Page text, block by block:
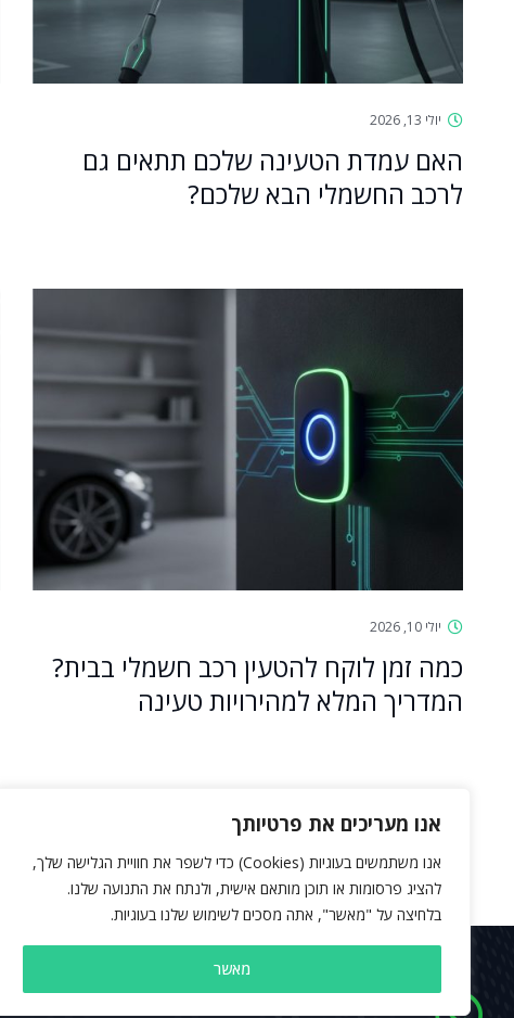
אנו מעריכים את פרטיותך
אנו משתמשים בעוגיות (Cookies) כדי לשפר את חוויית הגלישה שלך,
להציג פרסומות או תוכן מותאם אישית, ולנתח את התנועה שלנו.
בלחיצה על "מאשר", אתה מסכים לשימוש שלנו בעוגיות.
מאשר
יולי 13, 2026
האם עמדת הטעינה שלכם תתאים גם
לרכב החשמלי הבא שלכם?
יולי 10, 2026
כמה זמן לוקח להטעין רכב חשמלי בבית?
המדריך המלא למהירויות טעינה
1
2